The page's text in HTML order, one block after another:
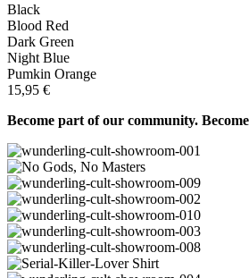
Black
Blood Red
Dark Green
Night Blue
Pumkin Orange
15,95 €
Become part of our community.